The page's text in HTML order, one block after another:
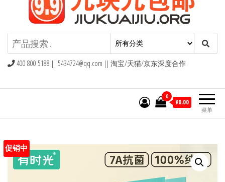
九块九包邮,9块9包邮,9.9元包邮,九
块九官网
400 800 5188 || 5434724@qq.com || 淘宝/天猫/京东深度合作
菜单
0
¥0.00
促销中